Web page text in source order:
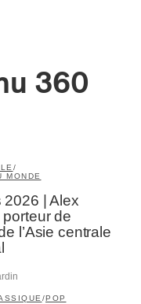
360
/
MONDE
2026 | Alex
de
l’Asie centrale
/POP